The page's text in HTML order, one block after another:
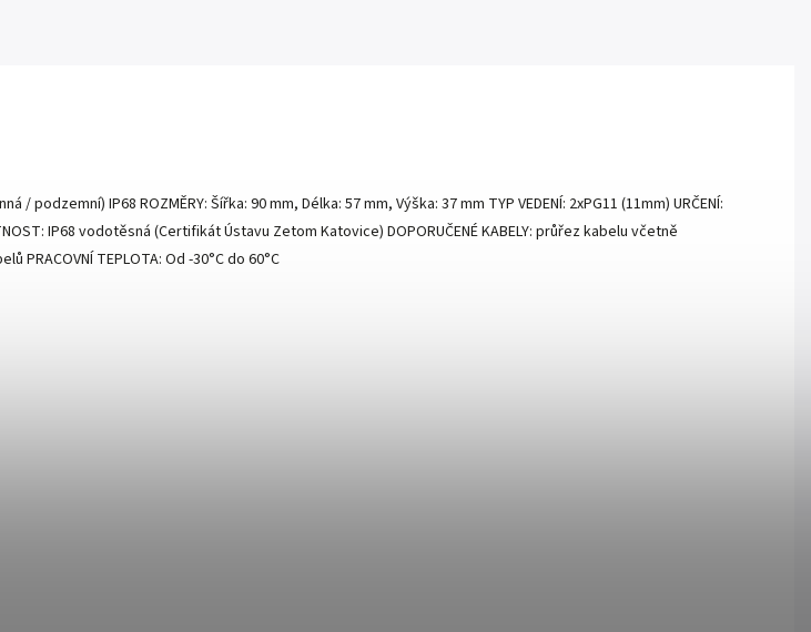
IP68 ROZMĚRY: Šířka: 90 mm, Délka: 57 mm, Výška: 37 mm TYP VEDENÍ: 2xPG11 (11mm) URČENÍ:
IP68 vodotěsná (Certifikát Ústavu Zetom Katovice) DOPORUČENÉ KABELY: průřez kabelu včetně
TEPLOTA: Od -30°C do 60°C